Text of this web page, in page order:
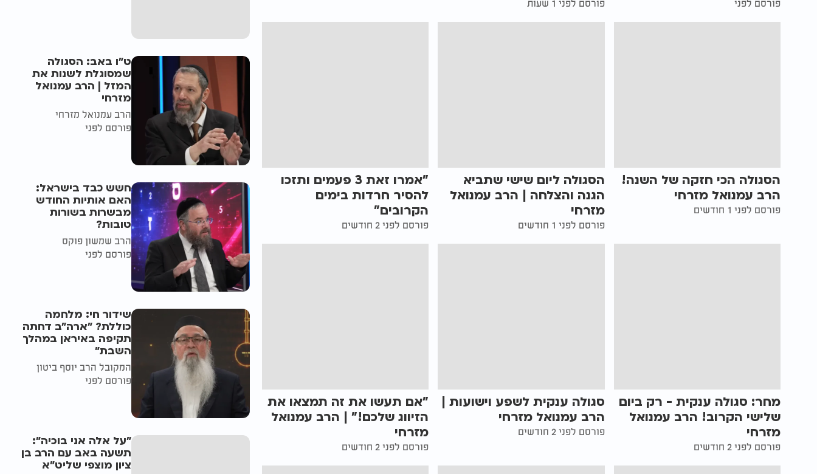
פורסם לפני פורסם לפני 1 שעות
הסגולה הכי חזקה של השנה!
הרב עמנואל מזרחי
פורסם לפני 1 חודשים
הסגולה ליום שישי שתביא
הגנה והצלחה | הרב עמנואל
מזרחי
פורסם לפני 1 חודשים
"אמרו זאת 3 פעמים ותזכו
להסיר חרדות בימים
הקרובים"
פורסם לפני 2 חודשים
מחר: סגולה ענקית - רק ביום
שלישי הקרוב! הרב עמנואל
מזרחי
פורסם לפני 2 חודשים
סגולה ענקית לשפע וישועות |
הרב עמנואל מזרחי
פורסם לפני 2 חודשים
"אם תעשו את זה תמצאו את
הזיווג שלכם!" | הרב עמנואל
מזרחי
פורסם לפני 2 חודשים
ט"ו באב: הסגולה
שמסוגלת לשנות את
המזל | הרב עמנואל
מזרחי
הרב עמנואל מזרחי
פורסם לפני
חשש כבד בישראל:
האם אותיות החודש
מבשרות בשורות
טובות?
הרב שמשון פוקס
פורסם לפני
שידור חי: מלחמה
כוללת? ״ארה"ב דחתה
תקיפה באיראן במהלך
השבת״
המקובל הרב יוסף ביטון
פורסם לפני
"על אלה אני בוכיה":
תשעה באב עם הרב בן
ציון מוצפי שליט"א